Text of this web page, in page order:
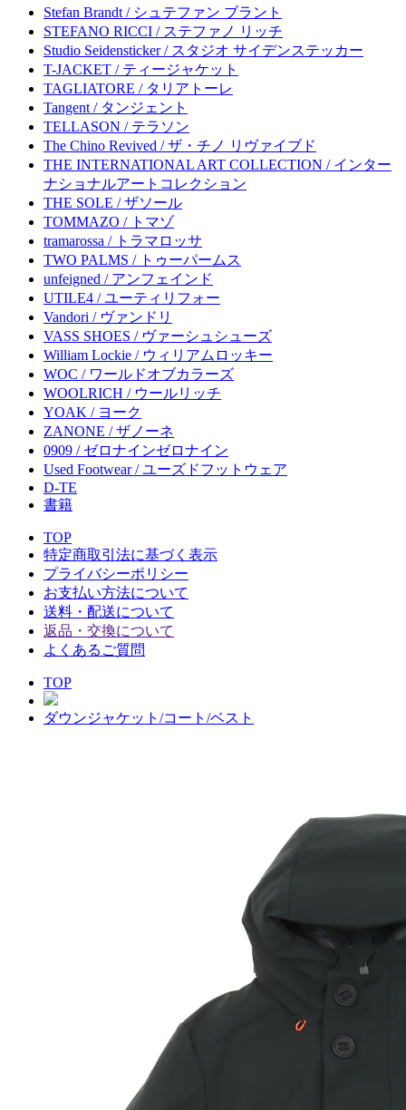
Stefan Brandt / シュテファン ブラント
STEFANO RICCI / ステファノ リッチ
Studio Seidensticker / スタジオ サイデンステッカー
T-JACKET / ティージャケット
TAGLIATORE / タリアトーレ
Tangent / タンジェント
TELLASON / テラソン
The Chino Revived / ザ・チノ リヴァイブド
THE INTERNATIONAL ART COLLECTION / インター
ナショナルアートコレクション
THE SOLE / ザソール
TOMMAZO / トマゾ
tramarossa / トラマロッサ
TWO PALMS / トゥーパームス
unfeigned / アンフェインド
UTILE4 / ユーティリフォー
Vandori / ヴァンドリ
VASS SHOES / ヴァーシュシューズ
William Lockie / ウィリアムロッキー
WOC / ワールドオブカラーズ
WOOLRICH / ウールリッチ
YOAK / ヨーク
ZANONE / ザノーネ
0909 / ゼロナインゼロナイン
Used Footwear / ユーズドフットウェア
D-TE
書籍
TOP
特定商取引法に基づく表示
プライバシーポリシー
お支払い方法について
送料・配送について
返品・交換について
よくあるご質問
TOP
ダウンジャケット/コート/ベスト